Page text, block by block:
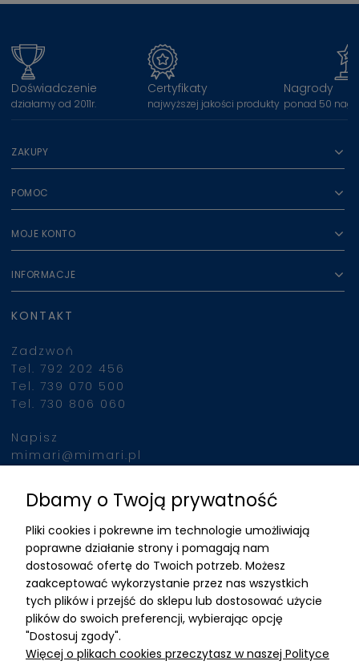
Doświadczenie
działamy od 2011r.
Certyfikaty
najwyższej jakości produkty
Nagrody
ponad 50
ZAKUPY
POMOC
MOJE KONTO
INFORMACJE
KONTAKT
Zadzwoń
Tel. 792 202 456
Tel. 739 070 500
Tel. 730 806 060
Napisz
mimari@mimari.pl
Znajdziesz nas
ADRES
MIMARI sp z o.o.
ul. Kurkowa 12
50-210 Wrocław
Dane rejestracyjne
Dbamy o Twoją prywatność
Pliki cookies i pokrewne im technologie umożliwiają
poprawne działanie strony i pomagają nam
dostosować ofertę do Twoich potrzeb. Możesz
zaakceptować wykorzystanie przez nas wszystkich
tych plików i przejść do sklepu lub dostosować użycie
plików do swoich preferencji, wybierając opcję
"Dostosuj zgody".
Więcej o plikach cookies przeczytasz w naszej Polityce